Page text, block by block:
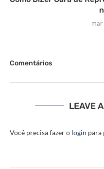
Comentários
LEAVE
Você precisa fazer o login para